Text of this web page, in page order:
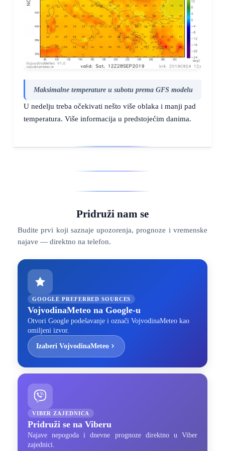
Maksimalne temperature u subotu prema GFS modelu
U nedelju treba očekivati nešto više oblaka i manji pad
temperatura. Više informacija u predstojećim danima.
Pridruži nam se
Budite prvi koji saznaje upozorenja, prognoze i vremenske
najave — direktno na telefon.
GOOGLE PREFERRED SOURCES
VojvodinaMeteo na Google-u
Otvori Google podešavanje i označi VojvodinaMeteo kao
omiljeni izvor.
Izaberi VojvodinaMeteo
VIBER ZAJEDNICA
Pridruži se na Viberu
Najave nepogoda i dnevne prognoze direktno u Viber
zajednici.